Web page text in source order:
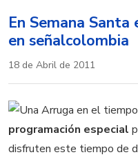
En Semana
en señalcolombia
18 de Abril de 2011
programación especial
disfruten este tiempo de